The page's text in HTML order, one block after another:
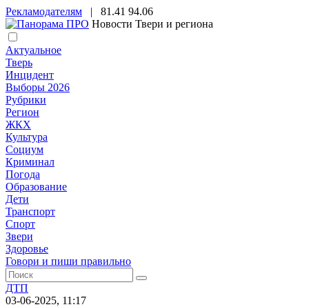
Рекламодателям | 81.41 94.06
Новости Твери и региона
Актуальное
Тверь
Инцидент
Выборы 2026
Рубрики
Регион
ЖКХ
Культура
Социум
Криминал
Погода
Образование
Дети
Транспорт
Спорт
Звери
Здоровье
Говори и пиши правильно
ДТП
03-06-2025, 11:17